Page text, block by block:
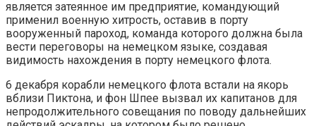
является затеянное им предприятие, командующий
применил военную хитрость, оставив в порту
вооруженный пароход, команда которого должна была
вести переговоры на немецком языке, создавая
видимость нахождения в порту немецкого флота.
6 декабря корабли немецкого флота встали на якорь
вблизи Пиктона, и фон Шпее вызвал их капитанов для
непродолжительного совещания по поводу дальнейших